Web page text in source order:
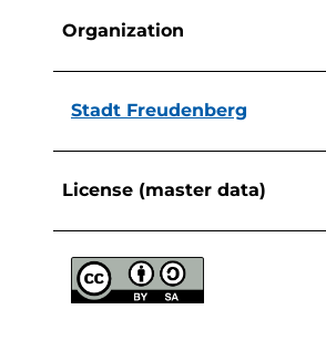
Organization
Stadt Freudenberg
License (master data)